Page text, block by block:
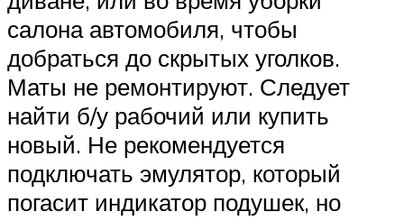
салона автомобиля, чтобы
добраться до скрытых уголков.
Маты не ремонтируют. Следует
найти б/у рабочий или купить
новый. Не рекомендуется
подключать эмулятор, который
погасит индикатор подушек, но